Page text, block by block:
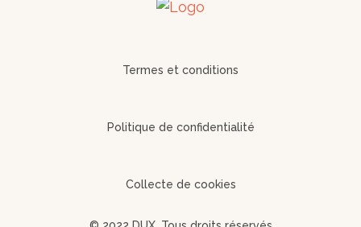
Termes et conditions
Politique de confidentialité
Collecte de cookies